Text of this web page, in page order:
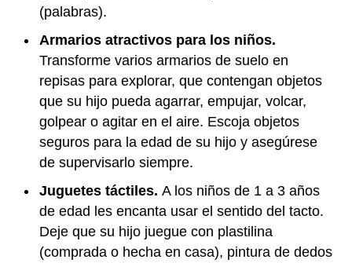
(palabras).
Armarios atractivos para los niños.
Transforme varios armarios de suelo en
repisas para explorar, que contengan objetos
que su hijo pueda agarrar, empujar, volcar,
golpear o agitar en el aire. Escoja objetos
seguros para la edad de su hijo y asegúrese
de supervisarlo siempre.
Juguetes táctiles. A los niños de 1 a 3 años
de edad les encanta usar el sentido del tacto.
Deje que su hijo juegue con plastilina
(comprada o hecha en casa), pintura de dedos